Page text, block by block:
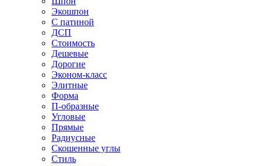
Экошпон
С патиной
ДСП
Стоимость
Дешевые
Дорогие
Эконом-класс
Элитные
Форма
П-образные
Угловые
Прямые
Радиусные
Скошенные углы
Стиль